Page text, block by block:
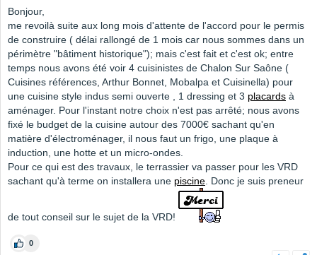
Bonjour,
me revoilà suite aux long mois d'attente de l'accord pour le permis
de construire ( délai rallongé de 1 mois car nous sommes dans un
périmètre "bâtiment historique"); mais c'est fait et c'est ok; entre
temps nous avons été voir 4 cuisinistes de Chalon Sur Saône (
Cuisines références, Arthur Bonnet, Mobalpa et Cuisinella) pour
une cuisine style indus semi ouverte , 1 dressing et 3 placards à
aménager. Pour l'instant notre choix n'est pas arrêté; nous avons
fixé le budget de la cuisine autour des 7000€ sachant qu'en
matière d'électroménager, il nous faut un frigo, une plaque à
induction, une hotte et un micro-ondes.
Pour ce qui est des travaux, le terrassier va passer pour les VRD
sachant qu'à terme on installera une piscine. Donc je suis preneur
de tout conseil sur le sujet de la VRD!
0